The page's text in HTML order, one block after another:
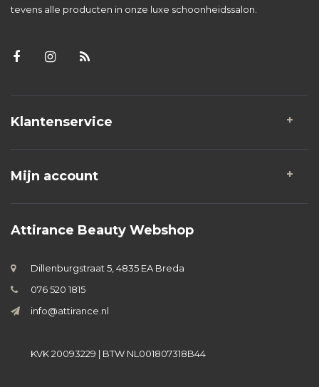
tevens alle producten in onze luxe schoonheidssalon.
Klantenservice
Mijn account
Attirance Beauty Webshop
Dillenburgstraat 5, 4835 EA Breda
076 520 1815
info@attirance.nl
KVK 20093229 | BTW NL001807318B44